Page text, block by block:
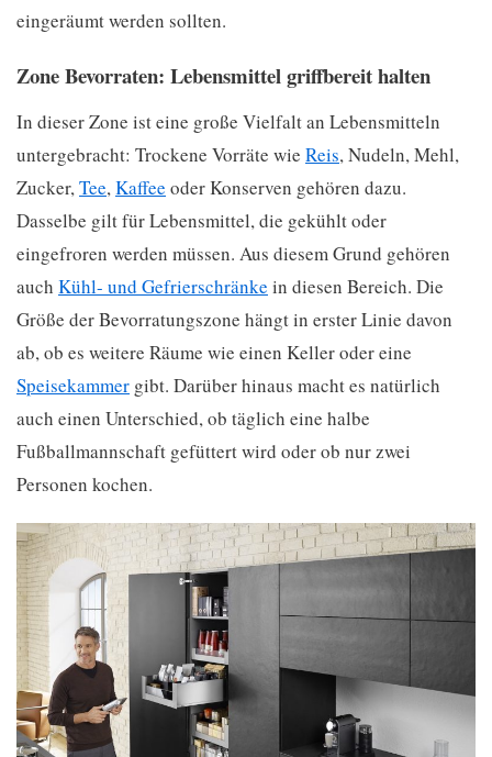
eingeräumt werden sollten.
Zone Bevorraten: Lebensmittel griffbereit halten
In dieser Zone ist eine große Vielfalt an Lebensmitteln
untergebracht: Trockene Vorräte wie Reis, Nudeln, Mehl,
Zucker,Tee,Kaffee oder Konserven gehören dazu.
Dasselbe gilt für Lebensmittel, die gekühlt oder
eingefroren werden müssen. Aus diesem Grund gehören
auch Kühl- und Gefrierschränke in diesen Bereich. Die
Größe der Bevorratungszone hängt in erster Linie davon
ab, ob es weitere Räume wie einen Keller oder eine
Speisekammer gibt. Darüber hinaus macht es natürlich
auch einen Unterschied, ob täglich eine halbe
Fußballmannschaft gefüttert wird oder ob nur zwei
Personen kochen.